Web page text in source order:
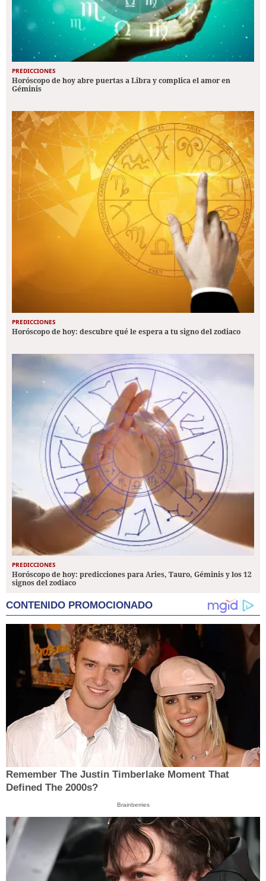
PREDICCIONES
Horóscopo de hoy abre puertas a Libra y complica el amor en
Géminis
PREDICCIONES
Horóscopo de hoy: descubre qué le espera a tu signo del zodiaco
PREDICCIONES
Horóscopo de hoy: predicciones para Aries, Tauro, Géminis y los 12
signos del zodiaco
CONTENIDO PROMOCIONADO
Remember The Justin Timberlake Moment That
Defined The 2000s?
Brainberries